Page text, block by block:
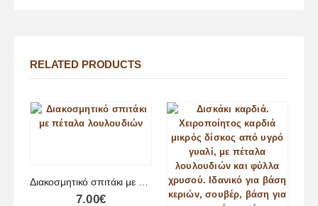
RELATED PRODUCTS
Διακοσμητικό σπιτάκι με πέταλα λουλουδιών
7.00€